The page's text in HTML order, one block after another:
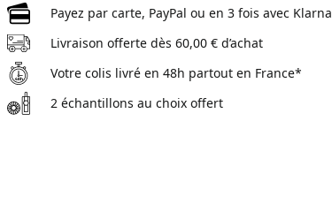
Payez par carte, PayPal ou en 3 fois avec Klarna
Livraison offerte dès 60,00 € d’achat
Votre colis livré en 48h partout en France*
2 échantillons au choix offert